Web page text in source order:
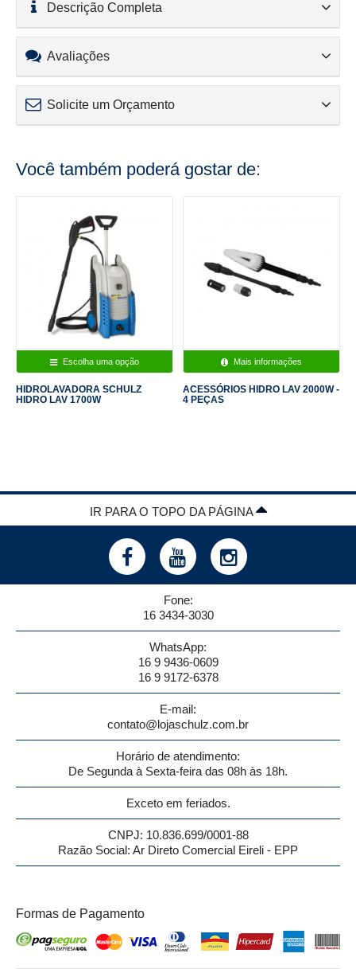
Descrição Completa
Avaliações
Solicite um Orçamento
Você também poderá gostar de:
Escolha uma opção
HIDROLAVADORA SCHULZ
HIDRO LAV 1700W
Mais informações
ACESSÓRIOS HIDRO LAV 2000W -
4 PEÇAS
IR PARA O TOPO DA PÁGINA
Fone:
16 3434-3030
WhatsApp:
16 9 9436-0609
16 9 9172-6378
E-mail:
contato@lojaschulz.com.br
Horário de atendimento:
De Segunda à Sexta-feira das 08h às 18h.
Exceto em feriados.
CNPJ: 10.836.699/0001-88
Razão Social: Ar Direto Comercial Eireli - EPP
Formas de Pagamento